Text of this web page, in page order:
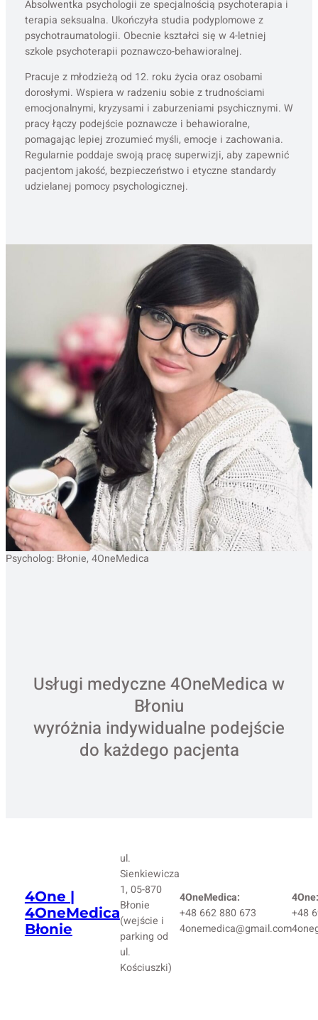
Absolwentka psychologii ze specjalnością psychoterapia i
terapia seksualna. Ukończyła studia podyplomowe z
psychotraumatologii. Obecnie kształci się w 4-letniej
szkole psychoterapii poznawczo-behawioralnej.
Pracuje z młodzieżą od 12. roku życia oraz osobami
dorosłymi. Wspiera w radzeniu sobie z trudnościami
emocjonalnymi, kryzysami i zaburzeniami psychicznymi. W
pracy łączy podejście poznawcze i behawioralne,
pomagając lepiej zrozumieć myśli, emocje i zachowania.
Regularnie poddaje swoją pracę superwizji, aby zapewnić
pacjentom jakość, bezpieczeństwo i etyczne standardy
udzielanej pomocy psychologicznej.
Psycholog: Błonie, 4OneMedica
Usługi medyczne 4OneMedica w
Błoniu
wyróżnia indywidualne podejście
do każdego pacjenta
4One |
4OneMedica
Błonie
ul.
Sienkiewicza
1, 05-870
Błonie
(wejście i
parking od
ul.
Kościuszki)
4OneMedica:
+48 662 880 673
4onemedica@gmail.com
4One:
+48